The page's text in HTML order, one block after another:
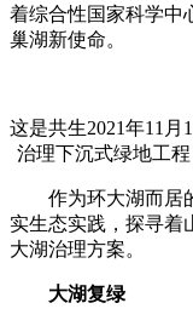
着综合性国家科学中
巢湖新使命。
这是共生2021年11
治理下沉式绿地工
作为环大湖而居的
实生态实践，探寻着
大湖治理方案。
大湖复绿